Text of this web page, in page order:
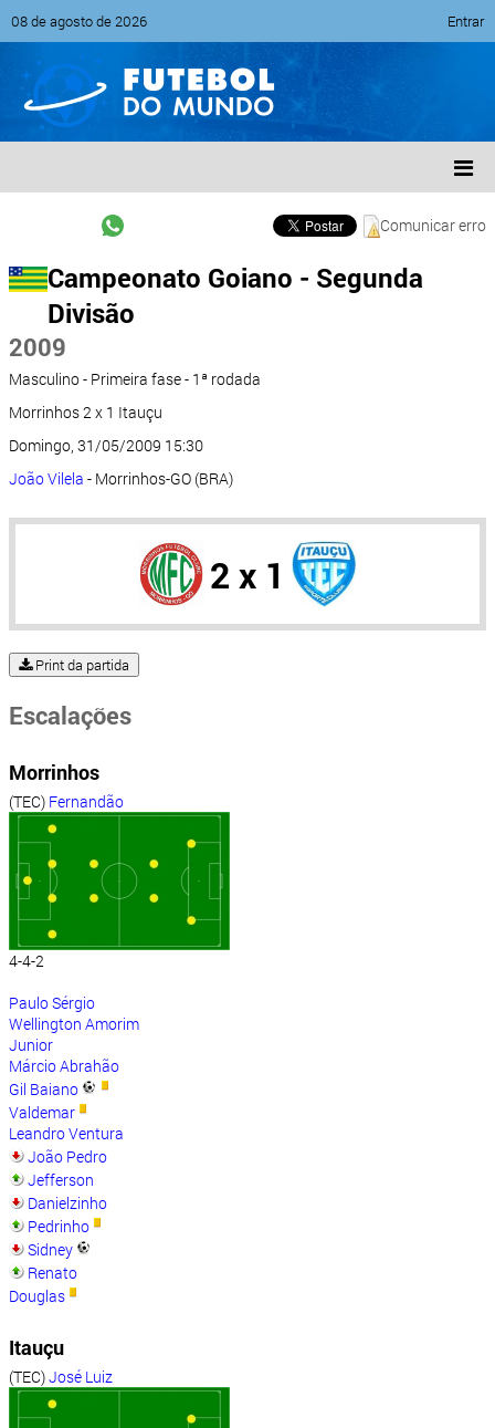
08 de agosto de 2026 Entrar
Comunicar erro
Campeonato Goiano - Segunda
Divisão
2009
Masculino - Primeira fase - 1ª rodada
Morrinhos 2 x 1 Itauçu
Domingo, 31/05/2009 15:30
João Vilela - Morrinhos-GO (BRA)
2 x 1
Print da partida
Escalações
Morrinhos
(TEC) Fernandão
4-4-2
Paulo Sérgio
Wellington Amorim
Junior
Márcio Abrahão
Gil Baiano
Valdemar
Leandro Ventura
João Pedro
Jefferson
Danielzinho
Pedrinho
Sidney
Renato
Douglas
Itauçu
(TEC)José Luiz